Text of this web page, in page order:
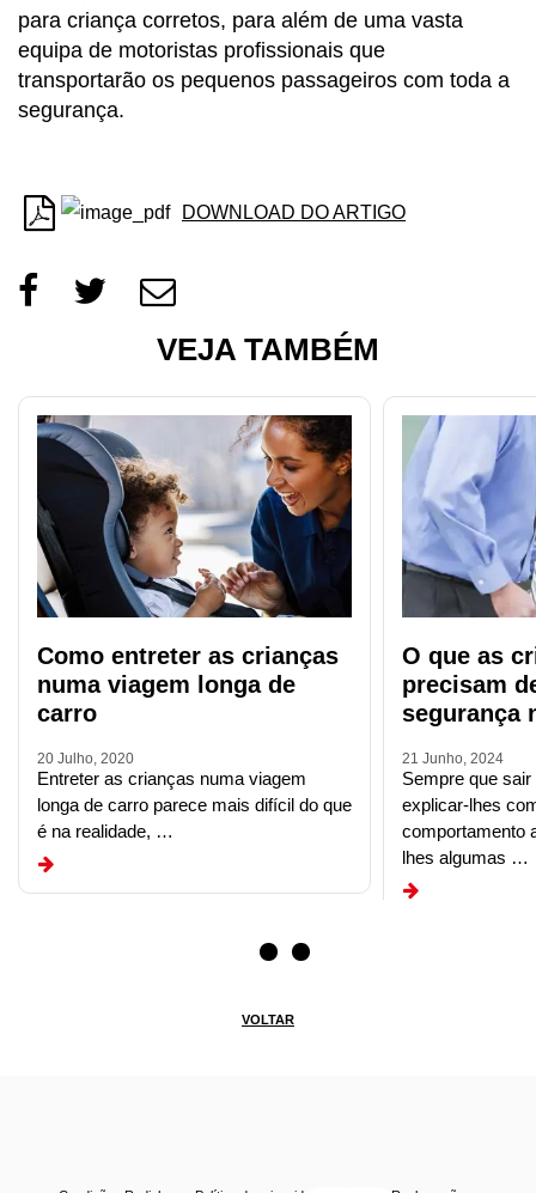
para criança corretos, para além de uma vasta
equipa de motoristas profissionais que
transportarão os pequenos passageiros com toda a
segurança.
DOWNLOAD DO ARTIGO
VEJA TAMBÉM
Como entreter as crianças
numa viagem longa de
carro
20 Julho, 2020
Entreter as crianças numa viagem
longa de carro parece mais difícil do que
é na realidade, …
O que as
precisam
segurança
21 Junho, 2024
Sempre que
explicar-lhes
comportamento
lhes algumas …
VOLTAR